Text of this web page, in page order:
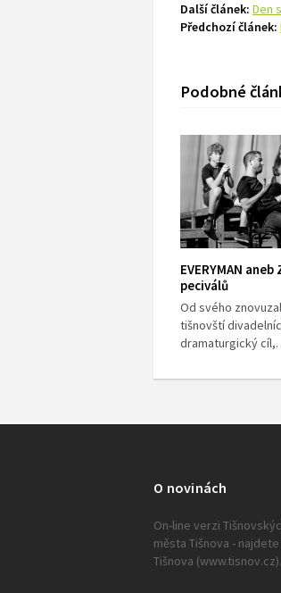
Další článek: Den
Předchozí článek:
Podobné
EVERYMAN aneb
peciválů
Od svého
tišnovští
dramaturgický
O novinách
On-line verzi
města Tišnova -
Tišnova (www.tisnov.cz).